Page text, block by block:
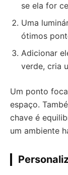
se ela for
Uma
ótimos
Adicionar
verde, cria
Um ponto
espaço.
chave é
um ambiente